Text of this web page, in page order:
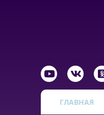
ГЛАВНАЯ